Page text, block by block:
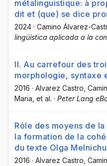
métalinguistique: à
dit et (que) se dice
2024 · Camino Álvarez-
lingüística aplicada a la
II. Au carrefour des
morphologie, syntaxe
2016 · Alvarez Castro,
Maria , et al. · Peter Lang
Rôle des moyens de
la formation de la
du texte Olga
2016 · Alvarez Castro,